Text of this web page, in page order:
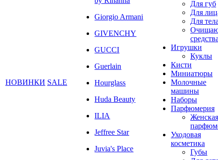
НОВИНКИ SALE
Giorgio Armani
GIVENCHY
GUCCI
Guerlain
Hourglass
Huda Beauty
ILIA
Jeffree Star
Juvia's Place
Для губ
Для
Для
Игрушки
Куклы
Кисти
Миниатюры
Молочные
машины
Наборы
Парфюмерия
Женская
Уходовая
косметика
Губы